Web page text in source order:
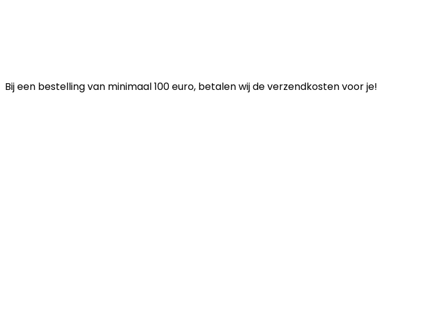
Bij een bestelling van minimaal 100 euro, betalen wij de verzendkosten voor je!